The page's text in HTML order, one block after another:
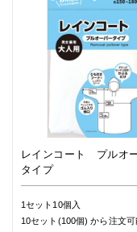
レインコート プルオ
タイプ
1セット10個入
10セット(100個)から注文可